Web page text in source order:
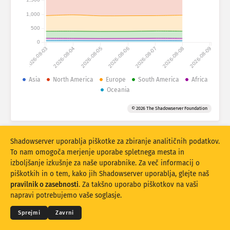
Statistika napadov: Naprave
Oznake
Države
Razvrstite po
Stacking
Zloženo Prekrivanje
Samodejna posodobitev rezultatov
Posodobi Ponastavitev
Prenesite kot PNG
2026-08-03 2026-08-04 2026-08-05 2026-08-06 2026-08-07 2026-08-08 2026-08-09
0
500
1,000
Asia North America Europe South America
Africa
Oceania
© 2026 The Shadowserver Foundation
© 2026THE SHADOWSERVER FOUNDATION
Zasebnost in pogoji
Kontaktirajte nas Zasluge
Shadowserver uporablja piškotke za zbiranje analitičnih podatkov.
To nam omogoča merjenje uporabe spletnega mesta in
izboljšanje izkušnje za naše uporabnike. Za več informacij o
piškotkih in o tem, kako jih Shadowserver uporablja, glejte naš
pravilnik o zasebnosti. Za takšno uporabo piškotkov na vaši
napravi potrebujemo vaše soglasje.
Sprejmi Zavrni